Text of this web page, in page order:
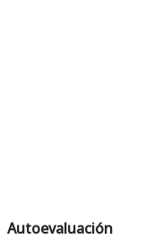
Autoevaluación